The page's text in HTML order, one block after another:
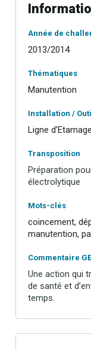
Année de
2013/2014
Thématiques
Manutention
Installation /
Ligne d’Etamage
Transposition
Préparation
électrolytique
Mots-clés
coincement,
manutention,
Commentaire
Une action qui
de santé et
temps.